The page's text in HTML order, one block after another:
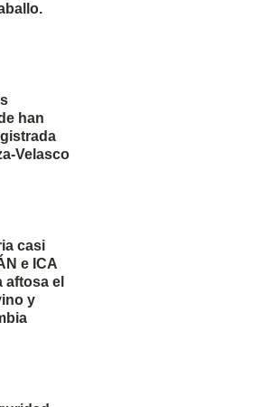
han
Velasco
casi
e ICA
el
y